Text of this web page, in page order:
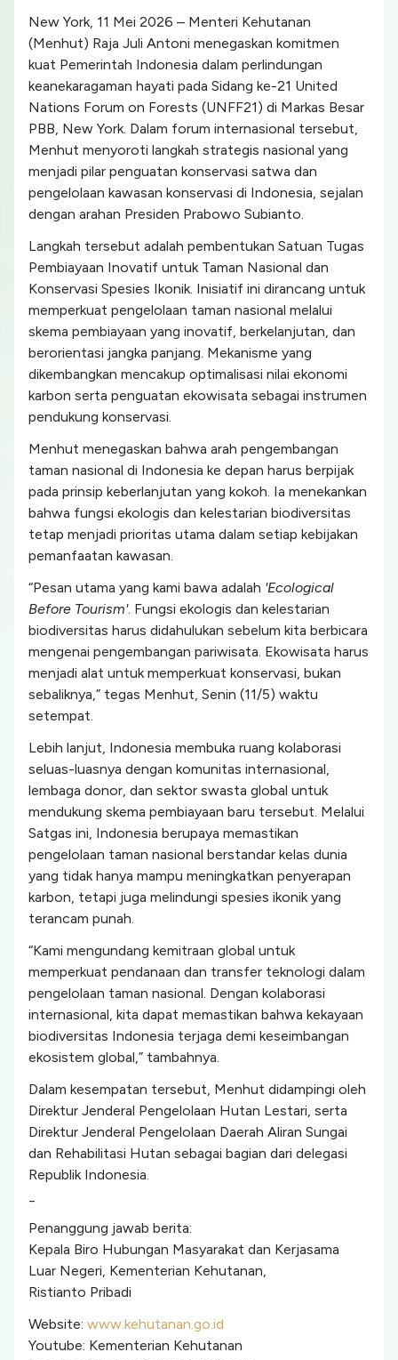
New York, 11 Mei 2026 – Menteri Kehutanan
(Menhut) Raja Juli Antoni menegaskan komitmen
kuat Pemerintah Indonesia dalam perlindungan
keanekaragaman hayati pada Sidang ke-21 United
Nations Forum on Forests (UNFF21) di Markas Besar
PBB, New York. Dalam forum internasional tersebut,
Menhut menyoroti langkah strategis nasional yang
menjadi pilar penguatan konservasi satwa dan
pengelolaan kawasan konservasi di Indonesia, sejalan
dengan arahan Presiden Prabowo Subianto.
Langkah tersebut adalah pembentukan Satuan Tugas
Pembiayaan Inovatif untuk Taman Nasional dan
Konservasi Spesies Ikonik. Inisiatif ini dirancang untuk
memperkuat pengelolaan taman nasional melalui
skema pembiayaan yang inovatif, berkelanjutan, dan
berorientasi jangka panjang. Mekanisme yang
dikembangkan mencakup optimalisasi nilai ekonomi
karbon serta penguatan ekowisata sebagai instrumen
pendukung konservasi.
Menhut menegaskan bahwa arah pengembangan
taman nasional di Indonesia ke depan harus berpijak
pada prinsip keberlanjutan yang kokoh. Ia menekankan
bahwa fungsi ekologis dan kelestarian biodiversitas
tetap menjadi prioritas utama dalam setiap kebijakan
pemanfaatan kawasan.
“Pesan utama yang kami bawa adalah 'Ecological
Before Tourism'. Fungsi ekologis dan kelestarian
biodiversitas harus didahulukan sebelum kita berbicara
mengenai pengembangan pariwisata. Ekowisata harus
menjadi alat untuk memperkuat konservasi, bukan
sebaliknya,” tegas Menhut, Senin (11/5) waktu
setempat.
Lebih lanjut, Indonesia membuka ruang kolaborasi
seluas-luasnya dengan komunitas internasional,
lembaga donor, dan sektor swasta global untuk
mendukung skema pembiayaan baru tersebut. Melalui
Satgas ini, Indonesia berupaya memastikan
pengelolaan taman nasional berstandar kelas dunia
yang tidak hanya mampu meningkatkan penyerapan
karbon, tetapi juga melindungi spesies ikonik yang
terancam punah.
“Kami mengundang kemitraan global untuk
memperkuat pendanaan dan transfer teknologi dalam
pengelolaan taman nasional. Dengan kolaborasi
internasional, kita dapat memastikan bahwa kekayaan
biodiversitas Indonesia terjaga demi keseimbangan
ekosistem global,” tambahnya.
Dalam kesempatan tersebut, Menhut didampingi oleh
Direktur Jenderal Pengelolaan Hutan Lestari, serta
Direktur Jenderal Pengelolaan Daerah Aliran Sungai
dan Rehabilitasi Hutan sebagai bagian dari delegasi
Republik Indonesia.
Penanggung jawab berita:
Kepala Biro Hubungan Masyarakat dan Kerjasama
Luar Negeri, Kementerian Kehutanan,
Ristianto Pribadi
Website: www.kehutanan.go.id
Youtube: Kementerian Kehutanan